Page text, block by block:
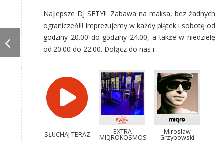
Najlepsze DJ SETY!!! Zabawa na maksa, bez żadnych
ograniczeń!!! Imprezujemy w każdy piątek i sobotę od
godziny 20.00 do godziny 24.00, a także w niedzielę
od 20.00 do 22.00. Dołącz do nas i…
SŁUCHAJ TERAZ EXTRA
MIQROKOSMOS
Mirosław
Grzybowski